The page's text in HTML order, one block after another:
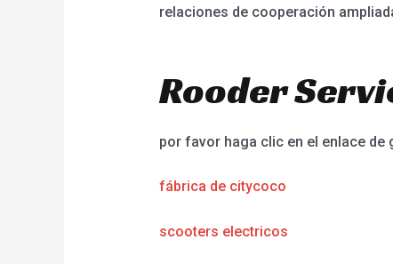
relaciones de cooperación
Rooder
por favor haga clic en el enlace de
fábrica de citycoco
scooters electricos